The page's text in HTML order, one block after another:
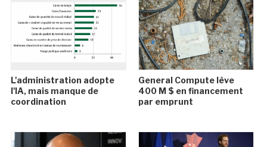
L'administration adopte
l'IA, mais manque de
coordination
General Compute lève
400 M $ en financement
par emprunt